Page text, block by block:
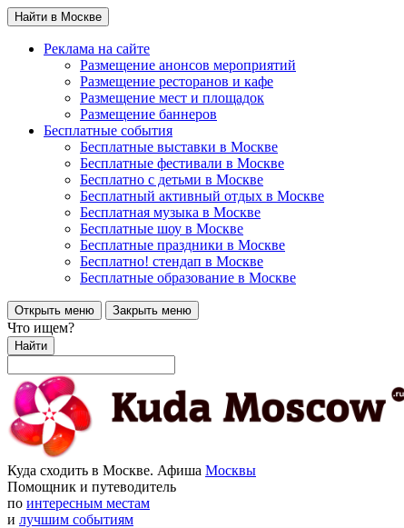
Найти в Москве
Реклама на сайте
Размещение анонсов мероприятий
Размещение ресторанов и кафе
Размещение мест и площадок
Размещение баннеров
Бесплатные события
Бесплатные выставки в Москве
Бесплатные фестивали в Москве
Бесплатно с детьми в Москве
Бесплатный активный отдых в Москве
Бесплатная музыка в Москве
Бесплатные шоу в Москве
Бесплатные праздники в Москве
Бесплатно! стендап в Москве
Бесплатные образование в Москве
Открыть меню Закрыть меню
Что ищем?
Найти
Куда сходить в Москве. Афиша Москвы
Помощник и путеводитель
по интересным местам
и лучшим событиям